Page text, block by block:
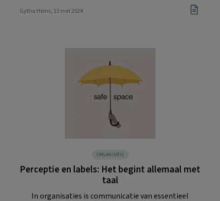
Gytha Heins, 13 mei 2024
ORGANISATIE
Perceptie en labels: Het begint allemaal met
taal
In organisaties is communicatie van essentieel